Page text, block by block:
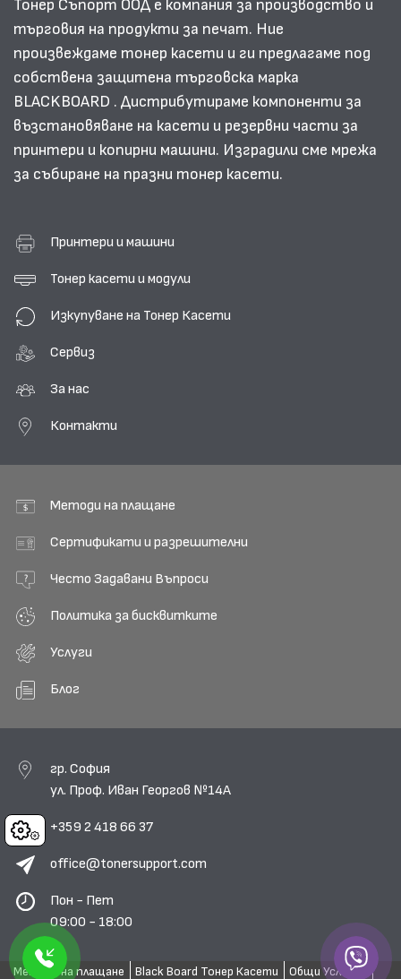
Cookies
Тонер Съпорт ООД е компания за производство и
търговия на продукти за печат. Ние
произвеждаме тонер касети и ги предлагаме под
собствена защитена търговска марка
BLACKBOARD . Дистрибутираме компоненти за
възстановяване на касети и резервни части за
принтери и копирни машини. Изградили сме мрежа
за събиране на празни тонер касети.
Принтери и машини
Тонер касети и модули
Изкупуване на Тонер Касети
Сервиз
За нас
Контакти
Методи на плащане
Сертификати и разрешителни
Често Задавани Въпроси
Политика за бисквитките
Услуги
Блог
гр. София
ул. Проф. Иван Георгов №14А
+359 2 418 66 37
office@tonersupport.com
Пон - Пет
09:00 - 18:00
Методи на плащане Black Board Тонер Касети Общи Условия